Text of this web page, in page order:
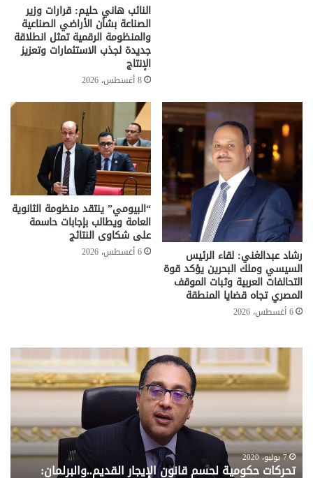
النائب هاني حليم: قرارات وزير
الصناعة بشأن الأراضي الصناعية
والمنظومة الرقمية تمثل انطلاقة
جديدة لجذب الاستثمارات وتعزيز
الإنتاج
8 أغسطس، 2026
رشاد عبدالغني: لقاء الرئيس
السيسي وملك البحرين يؤكد قوة
التحالفات العربية وثبات الموقف
المصري تجاه قضايا المنطقة
6 أغسطس، 2026
“البيومي” ينتقد منظومة الثانوية
العامة ويطالب بإجابات حاسمة
على شكاوى النتائج
6 أغسطس، 2026
تحركات
حكومية
لحسم
قانون
القديم..والبرلمان:
جاهزون
لإقراره
7 يوليو، 2020
تحركات حكومية لحسم قانون الإيجار القديم..والبرلمان:
..
من